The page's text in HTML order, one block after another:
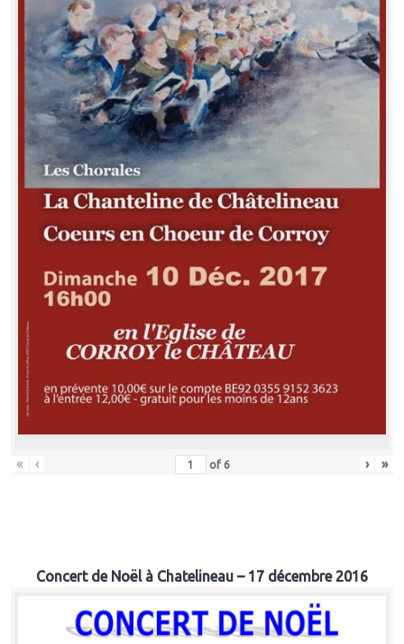
« ‹ of 6 › »
Concert de Noël à Chatelineau – 17 décembre 2016